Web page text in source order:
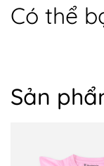
Có thể
Sản